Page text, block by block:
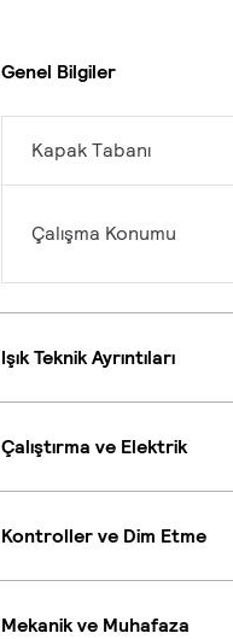
Genel Bilgiler
Kapak Tabanı
Çalışma Konumu
Işık Teknik Ayrıntıları
Çalıştırma ve Elektrik
Kontroller ve Dim Etme
Mekanik ve Muhafaza